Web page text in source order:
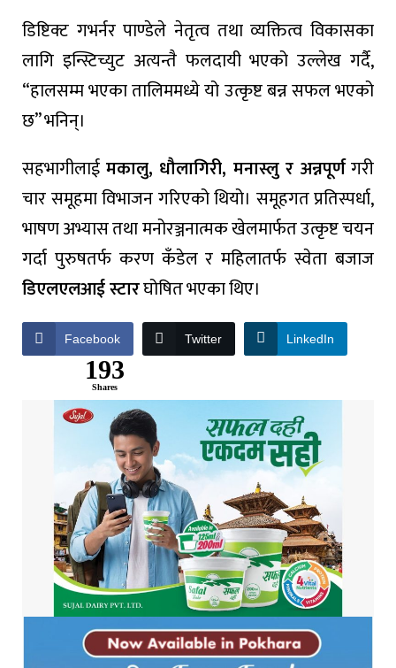
डिष्टिक्ट गभर्नर पाण्डेले नेतृत्व तथा व्यक्तित्व विकासका
लागि इन्स्टिच्युट अत्यन्तै फलदायी भएको उल्लेख गर्दै,
“हालसम्म भएका तालिममध्ये यो उत्कृष्ट बन्न सफल भएको
छ” भनिन्।
सहभागीलाई मकालु, धौलागिरी, मनास्लु र अन्नपूर्णगरी
चार समूहमा विभाजन गरिएको थियो। समूहगत प्रतिस्पर्धा,
भाषण अभ्यास तथा मनोरञ्जनात्मक खेलमार्फत उत्कृष्ट चयन
गर्दा पुरुषतर्फ करण कँडेल र महिलातर्फ स्वेता बजाज
डिएलएलआई स्टारघोषित भएका थिए।
Facebook Twitter LinkedIn
193
Shares